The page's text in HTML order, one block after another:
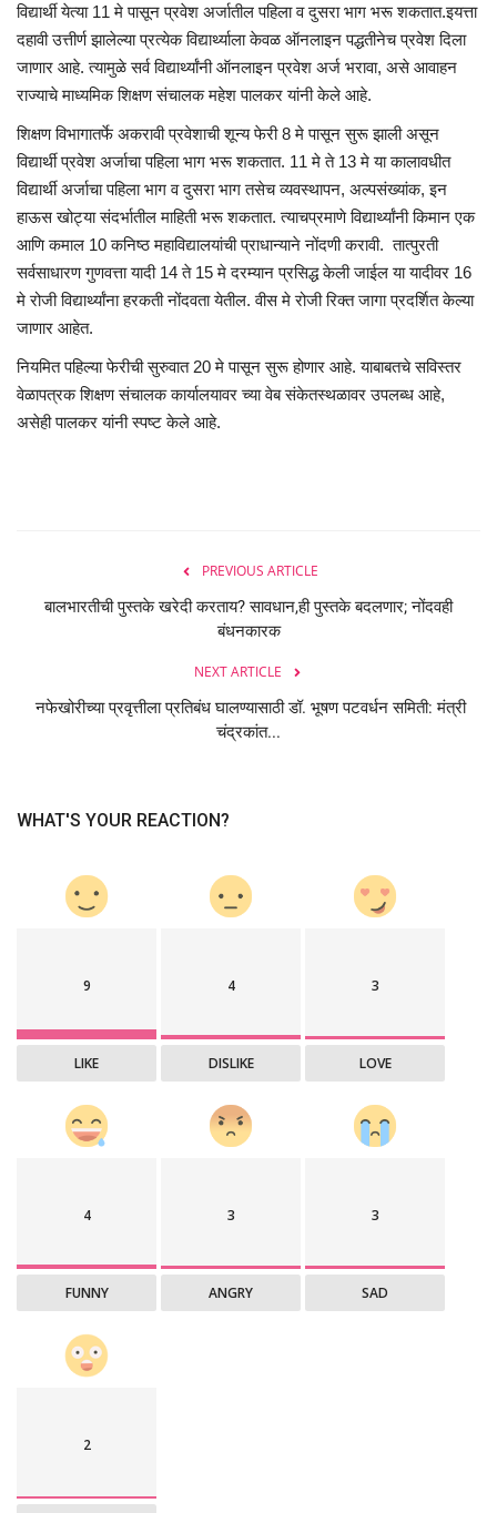
विद्यार्थी येत्या 11 मे पासून प्रवेश अर्जातील पहिला व दुसरा भाग भरू शकतात.इयत्ता
दहावी उत्तीर्ण झालेल्या प्रत्येक विद्यार्थ्याला केवळ ऑनलाइन पद्धतीनेच प्रवेश दिला
जाणार आहे. त्यामुळे सर्व विद्यार्थ्यांनी ऑनलाइन प्रवेश अर्ज भरावा, असे आवाहन
राज्याचे माध्यमिक शिक्षण संचालक महेश पालकर यांनी केले आहे.
शिक्षण विभागातर्फे अकरावी प्रवेशाची शून्य फेरी 8 मे पासून सुरू झाली असून
विद्यार्थी प्रवेश अर्जाचा पहिला भाग भरू शकतात. 11 मे ते 13 मे या कालावधीत
विद्यार्थी अर्जाचा पहिला भाग व दुसरा भाग तसेच व्यवस्थापन, अल्पसंख्यांक, इन
हाऊस खोट्या संदर्भातील माहिती भरू शकतात. त्याचप्रमाणे विद्यार्थ्यांनी किमान एक
आणि कमाल 10 कनिष्ठ महाविद्यालयांची प्राधान्याने नोंदणी करावी. तात्पुरती
सर्वसाधारण गुणवत्ता यादी 14 ते 15 मे दरम्यान प्रसिद्ध केली जाईल या यादीवर 16
मे रोजी विद्यार्थ्यांना हरकती नोंदवता येतील. वीस मे रोजी रिक्त जागा प्रदर्शित केल्या
जाणार आहेत.
नियमित पहिल्या फेरीची सुरुवात 20 मे पासून सुरू होणार आहे. याबाबतचे सविस्तर
वेळापत्रक शिक्षण संचालक कार्यालयावर च्या वेब संकेतस्थळावर उपलब्ध आहे,
असेही पालकर यांनी स्पष्ट केले आहे.
PREVIOUS ARTICLE
बालभारतीची पुस्तके खरेदी करताय? सावधान,ही पुस्तके बदलणार; नोंदवही
बंधनकारक
NEXT ARTICLE
नफेखोरीच्या प्रवृत्तीला प्रतिबंध घालण्यासाठी डॉ. भूषण पटवर्धन समिती: मंत्री
चंद्रकांत...
WHAT'S YOUR REACTION?
9
LIKE
4
DISLIKE
3
LOVE
4
FUNNY
3
ANGRY
3
SAD
2